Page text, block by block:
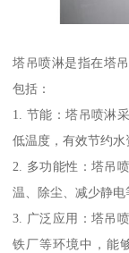
塔吊喷淋是指在塔
包括：
1. 节能：塔吊喷淋
低温度，有效节约水
2. 多功能性：塔吊
温、除尘、减少静电
3. 广泛应用：塔吊
铁厂等环境中，能